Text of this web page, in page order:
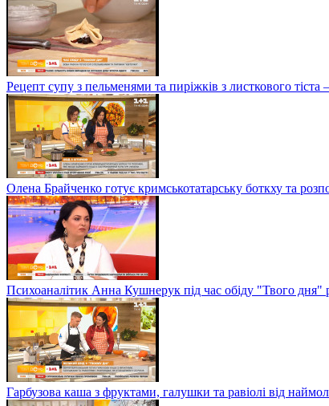
Рецепт супу з пельменями та пиріжків з листкового тіста
Олена Брайченко готує кримськотатарську боткху та
Психоаналітик Анна Кушнерук під час обіду "Твого дня"
Гарбузова каша з фруктами, галушки та равіолі від